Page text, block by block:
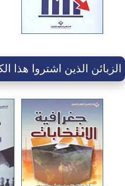
الزبائن الذين اشتروا هذا